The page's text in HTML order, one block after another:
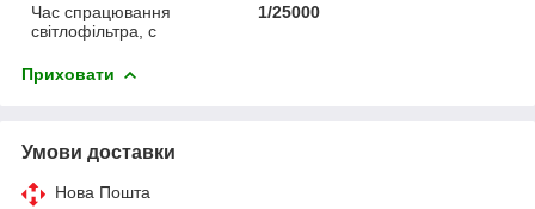
Час спрацювання
світлофільтра, с
1/25000
Приховати
Умови доставки
Нова Пошта